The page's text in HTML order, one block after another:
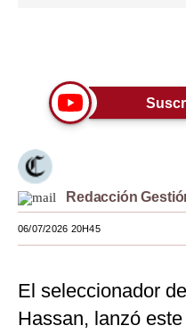
Moda
Estilos
Mundo
EEUU
México
Internacional
Redacción
06/07/2026 20H45
El seleccionador
Hassan, lanzó